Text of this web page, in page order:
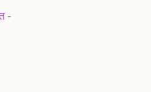
-